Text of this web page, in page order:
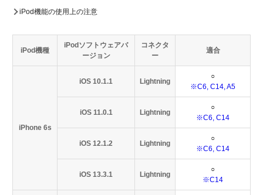
iPod機能の使用上の注意
iPod機種
iPodソフトウェアバ
ージョン
コネクタ
ー
適合
iPhone 6s
iOS 10.1.1 Lightning
○
※C6, C14, A5
iOS 11.0.1 Lightning
○
※C6, C14
iOS 12.1.2 Lightning
○
※C6, C14
iOS 13.3.1 Lightning
○
※C14